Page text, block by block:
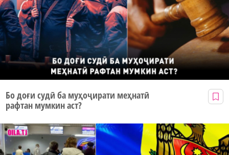
Бо доғи судӣ ба муҳоҷирати меҳнатӣ
рафтан мумкин аст?